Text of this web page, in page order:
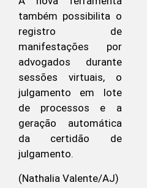
também possibilita o
registro de
manifestações por
advogados durante
sessões virtuais, o
julgamento em lote
de processos e a
geração automática
da certidão de
julgamento.
(Nathalia Valente/AJ)